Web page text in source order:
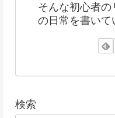
そんな初心者
の日常を書いて
検索